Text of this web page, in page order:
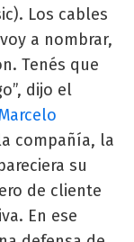
Los cables
a nombrar,
Tenés que
dijo el
compañía, la
su
de cliente
En ese